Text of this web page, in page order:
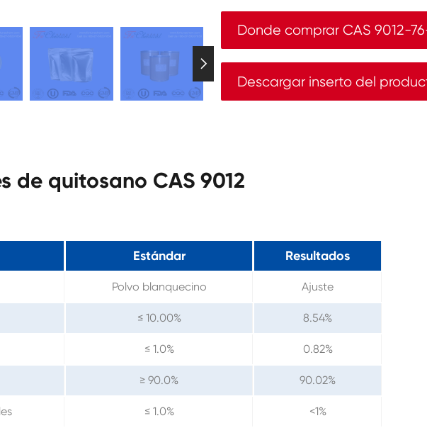

Donde comprar CAS 9012-
Descargar inserto del
de quitosano CAS 9012
Estándar Resultados
Polvo blanquecino Ajuste
≤ 10.00% 8.54%
≤ 1.0% 0.82%
≥ 90.0% 90.02%
≤ 1.0% <1%